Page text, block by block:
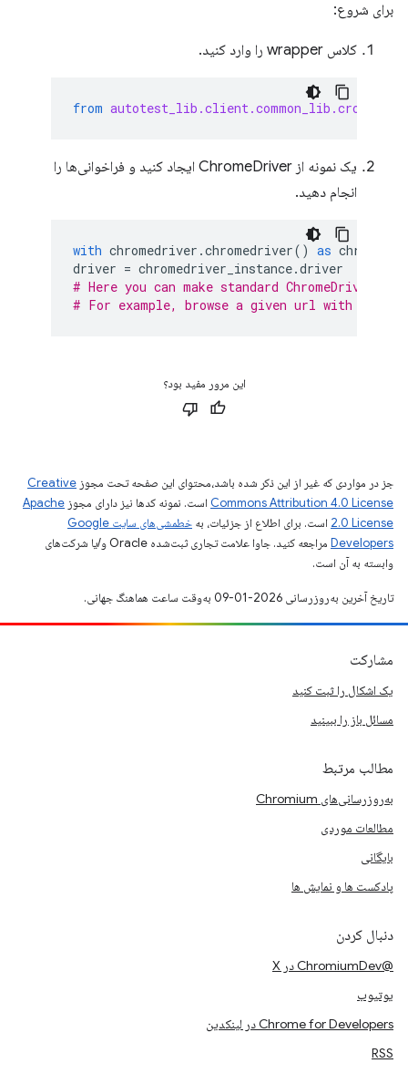
برای شروع:
کلاس wrapper را وارد کنید.
from autotest_lib.client.common_lib.cros
یک نمونه از ChromeDriver ایجاد کنید و فراخوانی‌ها را
انجام دهید.
with chromedriver .chromedriver() as
driver = chromedriver_instance.driver
# Here you can make standard ChromeDriver
# For example, browse a given url with
این مرور مفید بود؟
جز در مواردی که غیر از این ذکر شده باشد،‌محتوای این صفحه تحت مجوز Creative
Commons Attribution 4.0 License است. نمونه کدها نیز دارای مجوز Apache
2.0 License است. برای اطلاع از جزئیات، به
خطمشی‌های سایت Google
Developers‏
مراجعه کنید. جاوا علامت تجاری ثبت‌شده Oracle و/یا شرکت‌های
وابسته به آن است.
تاریخ آخرین به‌روزرسانی 2026-01-09 به‌وقت ساعت هماهنگ جهانی.
مشارکت
یک اشکال را ثبت کنید
مسائل باز را ببینید
مطالب مرتبط
به‌روزرسانی‌های Chromium
مطالعات موردی
بایگانی
پادکست ها و نمایش ها
دنبال کردن
@ChromiumDev در X
یوتیوب
Chrome for Developers در لینکدین
RSS